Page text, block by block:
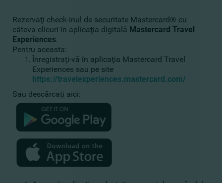
Rezervaţi check-inul de securitate Mastercard® cu
câteva clicuri în aplicaţia digitală Mastercard Travel
Experiences.
Pentru aceasta:
Înregistraţi-vă în aplicaţia Mastercard Travel
Experiences sau pe site
https://travelexperiences.mastercard.com/
Sau descărcaţi aici: